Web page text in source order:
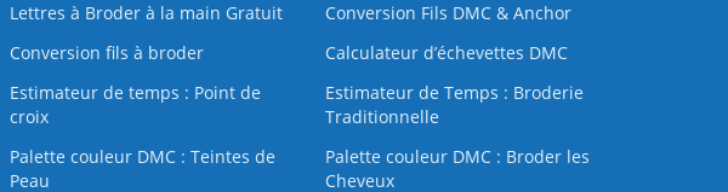
Lettres à Broder à la main Gratuit
Conversion Fils DMC & Anchor
Conversion fils à broder
Calculateur d’échevettes DMC
Estimateur de temps : Point de
croix
Estimateur de Temps : Broderie
Traditionnelle
Palette couleur DMC : Teintes de
Peau
Palette couleur DMC : Broder les
Cheveux